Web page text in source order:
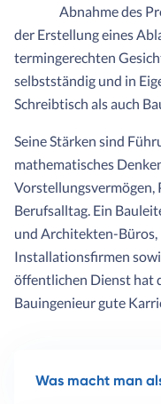
Abnahme des
der Erstellung eines
termingerechten
selbstständig und in
Schreibtisch als auch
Seine Stärken sind
mathematisches
Vorstellungsvermögen,
Berufsalltag. Ein
und Architekten-Büros,
Installationsfirmen
öffentlichen Dienst hat
Bauingenieur gute
Was macht man